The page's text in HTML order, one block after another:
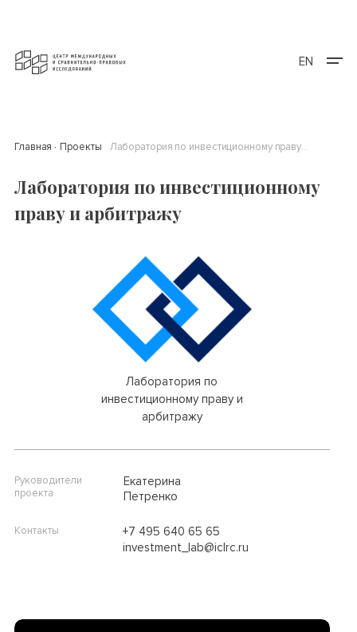
EN
Главная Проекты Лаборатория по инвестиционному праву и арбитражу
Лаборатория по инвестиционному
праву и арбитражу
Лаборатория по
инвестиционному праву и
арбитражу
Руководители
проекта
Екатерина
Петренко
Контакты
+7 495 640 65 65
investment_lab@iclrc.ru